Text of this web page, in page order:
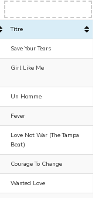
Titre
Save Your Tears
Girl Like Me
Un Homme
Fever
Love Not War (The Tampa
Beat)
Courage To Change
Wasted Love